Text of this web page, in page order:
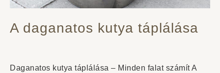
A daganatos kutya táplálása
Daganatos kutya táplálása – Minden falat számít A